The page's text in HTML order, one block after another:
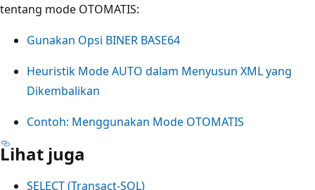
tentang mode OTOMATIS:
Gunakan Opsi BINER BASE64
Heuristik Mode AUTO dalam Menyusun XML yang
Dikembalikan
Contoh: Menggunakan Mode OTOMATIS
Lihat juga
SELECT (Transact-SQL)